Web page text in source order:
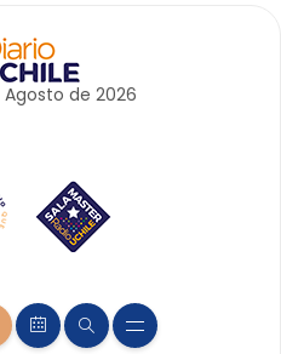
Agosto de 2026